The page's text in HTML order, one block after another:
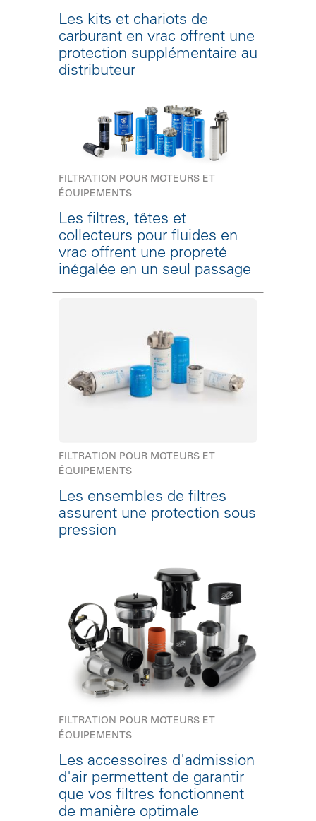
Les kits et chariots de
carburant en vrac offrent une
protection supplémentaire au
distributeur
FILTRATION POUR MOTEURS ET
ÉQUIPEMENTS
Les filtres, têtes et
collecteurs pour fluides en
vrac offrent une propreté
inégalée en un seul passage
FILTRATION POUR MOTEURS ET
ÉQUIPEMENTS
Les ensembles de filtres
assurent une protection sous
pression
FILTRATION POUR MOTEURS ET
ÉQUIPEMENTS
Les accessoires d'admission
d'air permettent de garantir
que vos filtres fonctionnent
de manière optimale